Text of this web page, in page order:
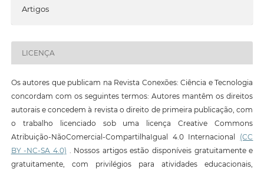
Artigos
LICENÇA
Os autores que publicam na Revista Conexões: Ciência e Tecnologia
concordam com os seguintes termos: Autores mantêm os direitos
autorais e concedem à revista o direito de primeira publicação, com
o trabalho licenciado sob uma licença Creative Commons
Atribuição-NãoComercial-CompartilhaIgual 4.0 Internacional (CC
BY -NC-SA 4.0) . Nossos artigos estão disponíveis gratuitamente e
gratuitamente, com privilégios para atividades educacionais,